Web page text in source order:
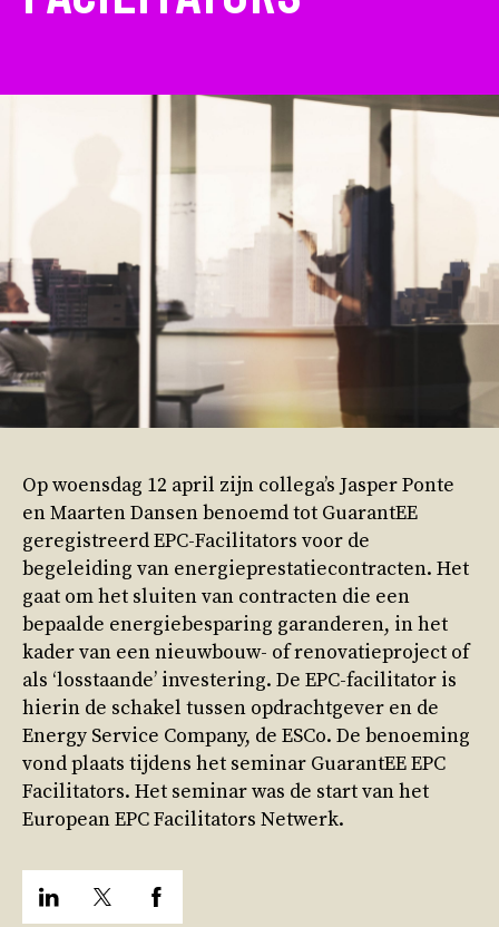
Op woensdag 12 april zijn collega’s Jasper Ponte
en Maarten Dansen benoemd tot GuarantEE
geregistreerd EPC-Facilitators voor de
begeleiding van energieprestatiecontracten. Het
gaat om het sluiten van contracten die een
bepaalde energiebesparing garanderen, in het
kader van een nieuwbouw- of renovatieproject of
als ‘losstaande’ investering. De EPC-facilitator is
hierin de schakel tussen opdrachtgever en de
Energy Service Company, de ESCo. De benoeming
vond plaats tijdens het seminar GuarantEE EPC
Facilitators. Het seminar was de start van het
European EPC Facilitators Netwerk.